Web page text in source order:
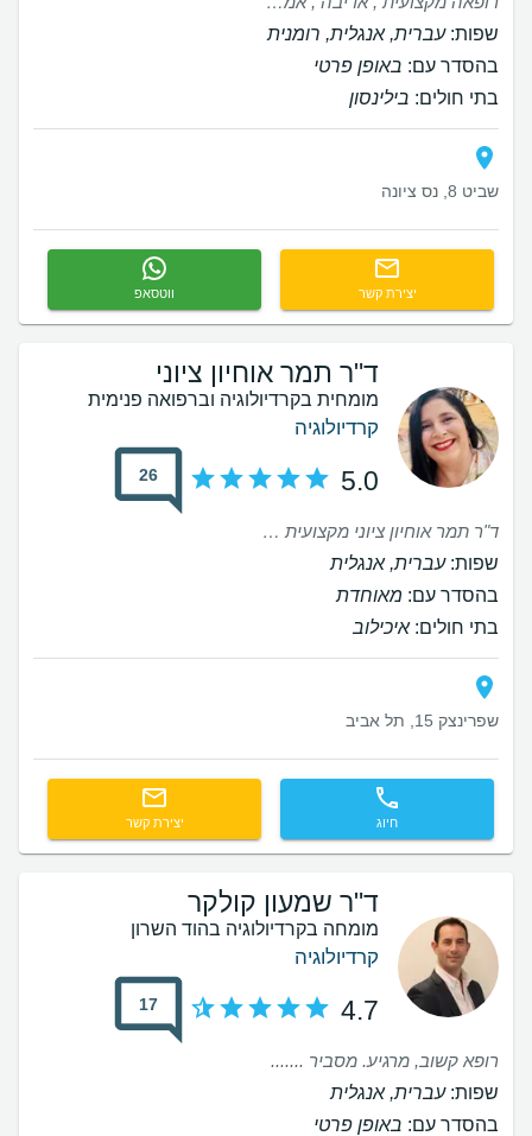
שפות:עברית, אנגלית, רומנית
בהסדר עם: באופן פרטי
בתי חולים: בילינסון
שביט 8, נס ציונה
יצירת קשר ווטסאפ
ד"ר תמר אוחיון ציוני
מומחית בקרדיולוגיה וברפואה פנימית
קרדיולוגיה
5.0
26
ד"ר תמר אוחיון ציוני מקצועית מאוד, יורדת לפרטים, קשוחה אבל מסבירה היטב כל המלצה שלה. היא בנתה לי תכנית טיפול משולבת בנקודות בקרה והחלטה שעזרה לייצב את לחץ הדם בצורה מיטבית בזמן קצר.
שפות:עברית, אנגלית
בהסדר עם: מאוחדת
בתי חולים:איכילוב
שפרינצק 15, תל אביב
חיוג יצירת קשר
ד"ר שמעון קולקר
מומחה בקרדיולוגיה בהוד השרון
קרדיולוגיה
4.7
17
רופא קשוב, מרגיע. מסביר .......
שפות:עברית, אנגלית
בהסדר עם: באופן פרטי